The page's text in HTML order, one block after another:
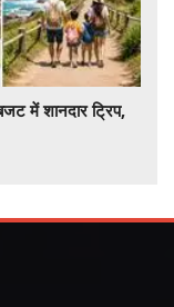
में शानदार ट्रिप,